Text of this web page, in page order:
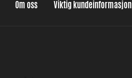
Om oss Viktig kundeinformasjon